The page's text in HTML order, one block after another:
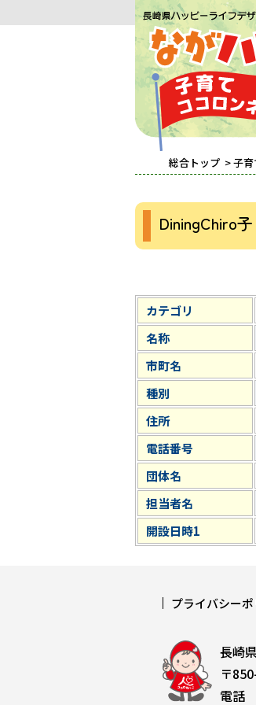
総合トップ >子育
DiningChiro
カテゴリ
名称
市町名
種別
住所
電話番号
団体名
担当者名
開設日時1
プライバシー
長崎
〒
電話